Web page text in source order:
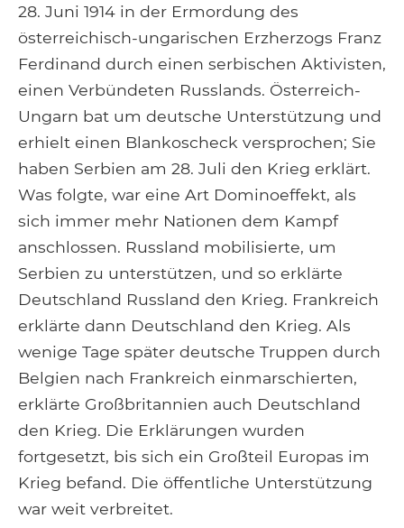
28. Juni 1914 in der Ermordung des
österreichisch-ungarischen Erzherzogs Franz
Ferdinand durch einen serbischen Aktivisten,
einen Verbündeten Russlands. Österreich-
Ungarn bat um deutsche Unterstützung und
erhielt einen Blankoscheck versprochen; Sie
haben Serbien am 28. Juli den Krieg erklärt.
Was folgte, war eine Art Dominoeffekt, als
sich immer mehr Nationen dem Kampf
anschlossen. Russland mobilisierte, um
Serbien zu unterstützen, und so erklärte
Deutschland Russland den Krieg. Frankreich
erklärte dann Deutschland den Krieg. Als
wenige Tage später deutsche Truppen durch
Belgien nach Frankreich einmarschierten,
erklärte Großbritannien auch Deutschland
den Krieg. Die Erklärungen wurden
fortgesetzt, bis sich ein Großteil Europas im
Krieg befand. Die öffentliche Unterstützung
war weit verbreitet.